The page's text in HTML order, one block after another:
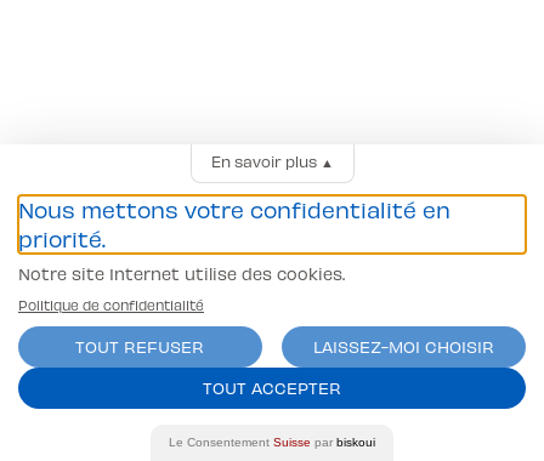
En savoir plus▲
Nous mettons votre confidentialité en
priorité.
Notre site Internet utilise des cookies.
Politique de confidentialité
TOUT REFUSER
LAISSEZ-MOI CHOISIR
TOUT ACCEPTER
Le Consentement Suisse par biskoui